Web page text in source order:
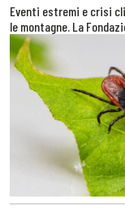
Eventi estremi e crisi
le montagne. La